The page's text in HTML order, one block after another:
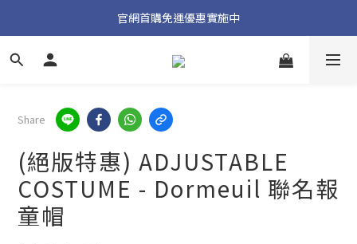
加入官方 LINE 獲取隱藏好禮
官網首購免運優惠實施中
加入官方 LINE 獲取隱藏好禮
Share
(絕版特惠) ADJUSTABLE
COSTUME - Dormeuil 聯名報
童帽